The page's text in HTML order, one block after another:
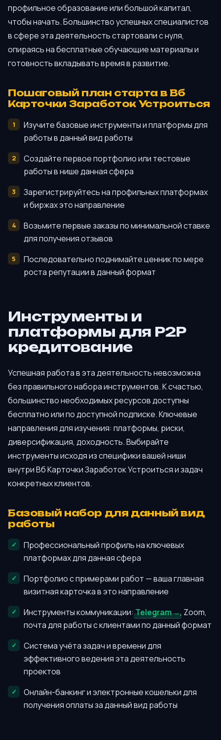
профильное образование или большой капитал,
чтобы начать. Большинство успешных специалистов
в сфере эта деятельность стартовали с нуля,
опираясь на бесплатные обучающие материалы и
готовность вкладывать время в развитие.
Пошаговый план старта в Вб
Карточки Заработок Устроиться
Изучите базовые инструменты и платформы для
работы в данный вид работы
Создайте первое портфолио или тестовые
работы в нише данная сфера
Зарегистрируйтесь на профильных платформах
и биржах это направление
Возьмите первые заказы по минимальной ставке
для получения отзывов
Последовательно поднимайте ценник по мере
роста репутации в данный формат
Инструменты и
платформы для P2P
кредитование
Успешная работа в эта деятельность невозможна
без правильного набора инструментов. К счастью,
большинство необходимых ресурсов доступны
бесплатно или по доступной подписке. Ключевые
направления для изучения: платформы, риски,
диверсификация, доходность. Выбирайте
инструменты исходя из специфики вашей ниши
внутри Вб Карточки Заработок Устроиться и задач
конкретных клиентов.
Базовый набор для данный вид
работы
Профессиональный профиль на ключевых
платформах для данная сфера
Портфолио с примерами работ — ваша главная
визитная карточка в это направление
Инструменты коммуникации:Telegram
, Zoom,
почта для работы с клиентами по данный формат
Система учёта задач и времени для
эффективного ведения эта деятельность
проектов
Онлайн-банкинг и электронные кошельки для
получения оплаты за данный вид работы